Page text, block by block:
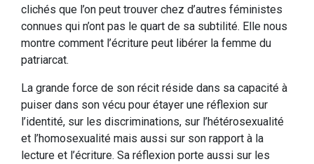
clichés que l’on peut trouver chez d’autres féministes
connues qui n’ont pas le quart de sa subtilité. Elle nous
montre comment l’écriture peut libérer la femme du
patriarcat.
La grande force de son récit réside dans sa capacité à
puiser dans son vécu pour étayer une réflexion sur
l’identité, sur les discriminations, sur l’hétérosexualité
et l’homosexualité mais aussi sur son rapport à la
lecture et l’écriture. Sa réflexion porte aussi sur les